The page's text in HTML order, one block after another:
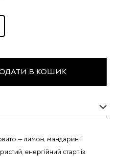
В КОШИК
— лимон, мандарин і
енергійний старт із